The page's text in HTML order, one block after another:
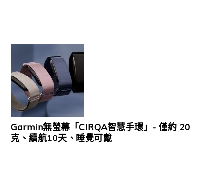
Garmin無螢幕「CIRQA智慧手環」- 僅約 20
克、續航10天、睡覺可戴